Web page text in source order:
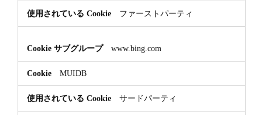
ファーストパーティ
www.bing.com
MUIDB
サードパーティ